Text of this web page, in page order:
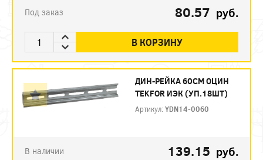
Под заказ 80.57 руб.
В КОРЗИНУ
ДИН-РЕЙКА 60СМ ОЦИН
TEKFOR ИЭК (УП.18ШТ)
Артикул:YDN14-0060
В наличии 139.15 руб.